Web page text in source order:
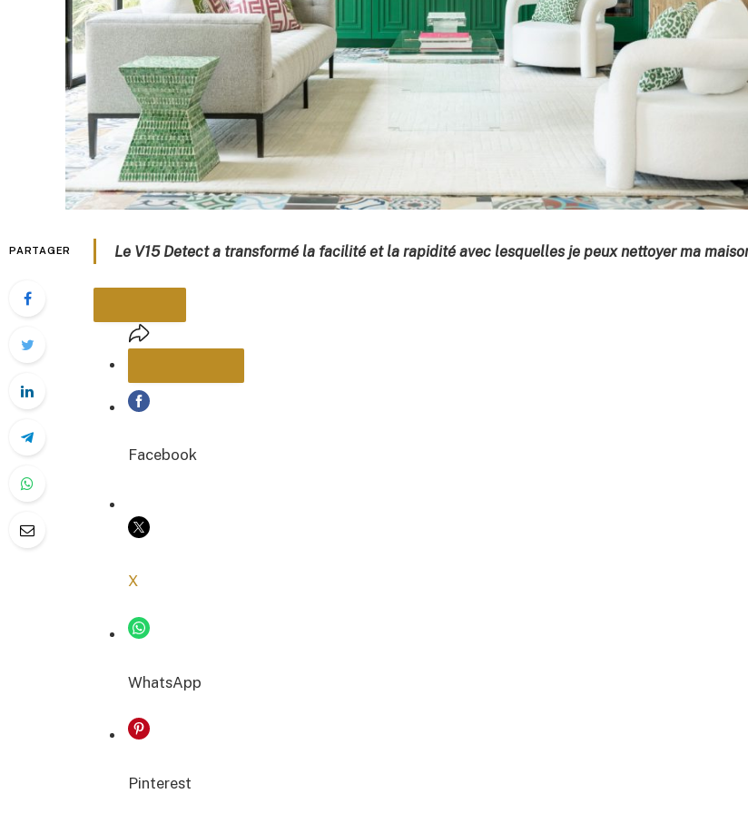
PARTAGER Le V15 Detect a transformé la facilité et la rapidité avec lesquelles je peux nettoyer ma
PARTAGER
COPIER LE LIEN
Facebook
X
WhatsApp
Pinterest